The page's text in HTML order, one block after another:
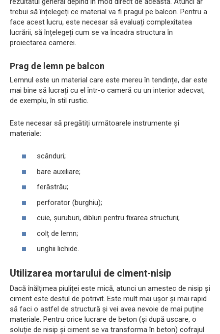
trebui să înțelegeți ce material va fi pragul pe balcon. Pentru a
face acest lucru, este necesar să evaluați complexitatea
lucrării, să înțelegeți cum se va încadra structura în
proiectarea camerei.
Prag de lemn pe balcon
Lemnul este un material care este mereu în tendințe, dar este
mai bine să lucrați cu el într-o cameră cu un interior adecvat,
de exemplu, în stil rustic.
Este necesar să pregătiți următoarele instrumente și
materiale:
scânduri;
bare auxiliare;
ferăstrău;
perforator (burghiu);
cuie, șuruburi, dibluri pentru fixarea structurii;
colț de lemn;
unghii lichide.
Utilizarea mortarului de ciment-nisip
Dacă înălțimea piuliței este mică, atunci un amestec de nisip și
ciment este destul de potrivit. Este mult mai ușor și mai rapid
să faci o astfel de structură și vei avea nevoie de mai puține
materiale. Pentru orice lucrare de beton (și după uscare, o
soluție de nisip și ciment se va transforma în beton) cofrajul